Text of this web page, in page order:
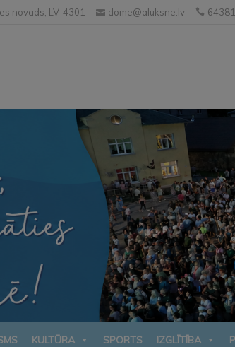
novads, LV-4301 dome@aluksne.lv
KULTŪRA SPORTS IZGLĪTĪBA